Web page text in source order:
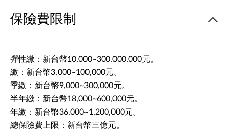
保險費限制
彈性繳：新台幣10,000~300,000,000元。
繳：新台幣3,000~100,000元。
季繳：新台幣9,000~300,000元。
半年繳：新台幣18,000~600,000元。
年繳：新台幣36,000~1,200,000元。
總保險費上限：新台幣三億元。